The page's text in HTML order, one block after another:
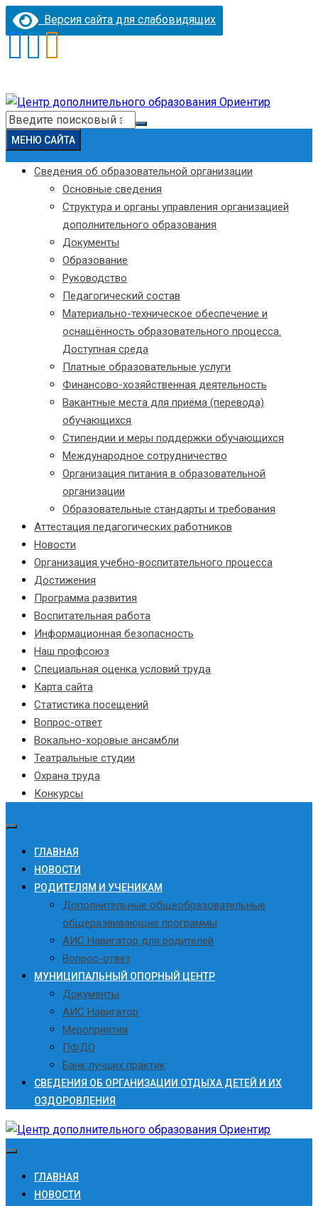
Версия сайта для слабовидящих
Перейти
к
содержимому
Искать:
МЕНЮ САЙТА
Сведения об образовательной организации
Основные сведения
Структура и органы управления организацией
дополнительного образования
Документы
Образование
Руководство
Педагогический состав
Материально-техническое обеспечение и
оснащённость образовательного процесса.
Доступная среда
Платные образовательные услуги
Финансово-хозяйственная деятельность
Вакантные места для приёма (перевода)
обучающихся
Стипендии и меры поддержки обучающихся
Международное сотрудничество
Организация питания в образовательной
организации
Образовательные стандарты и требования
Аттестация педагогических работников
Новости
Организация учебно-воспитательного процесса
Достижения
Программа развития
Воспитательная работа
Информационная безопасность
Наш профсоюз
Специальная оценка условий труда
Карта сайта
Статистика посещений
Вопрос-ответ
Вокально-хоровые ансамбли
Театральные студии
Охрана труда
Конкурсы
ГЛАВНАЯ
НОВОСТИ
РОДИТЕЛЯМ И УЧЕНИКАМ
Дополнительные общеобразовательные
общеразвивающие программы
АИС Навигатор для родителей
Вопрос-ответ
МУНИЦИПАЛЬНЫЙ ОПОРНЫЙ ЦЕНТР
Документы
АИС Навигатор
Мероприятия
ПФДО
Банк лучших практик
СВЕДЕНИЯ ОБ ОРГАНИЗАЦИИ ОТДЫХА ДЕТЕЙ И ИХ
ОЗДОРОВЛЕНИЯ
ГЛАВНАЯ
НОВОСТИ